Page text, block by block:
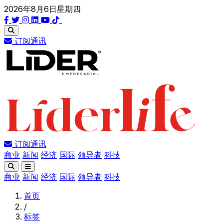
2026年8月6日星期四
订阅通讯
订阅通讯
商业 新闻 经济 国际 领导者 科技
商业 新闻 经济 国际 领导者 科技
首页
/
标签